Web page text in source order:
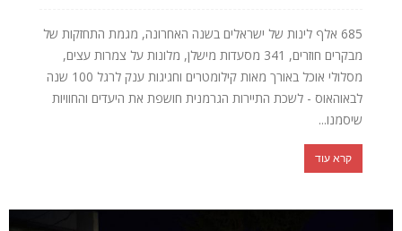
685 אלף לינות של ישראלים בשנה האחרונה, מגמת התחזקות של
מבקרים חוזרים, 341 מסעדות מישלן, מלונות על צמרות עצים,
מסלולי אוכל באורך מאות קילומטרים וחגיגות ענק לרגל 100 שנה
לבאוהאוס - לשכת התיירות הגרמנית חושפת את היעדים והחוויות
שיסמנו...
קרא עוד